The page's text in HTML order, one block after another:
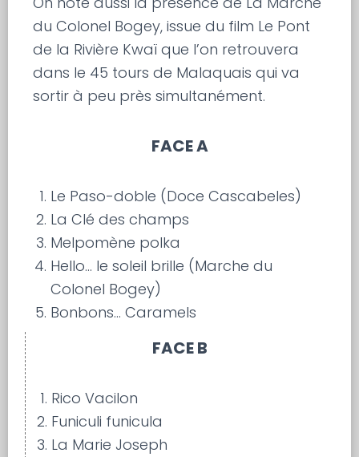
du Colonel Bogey, issue du film Le Pont
de la Rivière Kwaï que l’on retrouvera
dans le 45 tours de Malaquais qui va
sortir à peu près simultanément.
FACE A
Le Paso-doble (Doce Cascabeles)
La Clé des champs
Melpomène polka
Hello… le soleil brille (Marche du
Colonel Bogey)
Bonbons… Caramels
FACE B
Rico Vacilon
Funiculi funicula
La Marie Joseph